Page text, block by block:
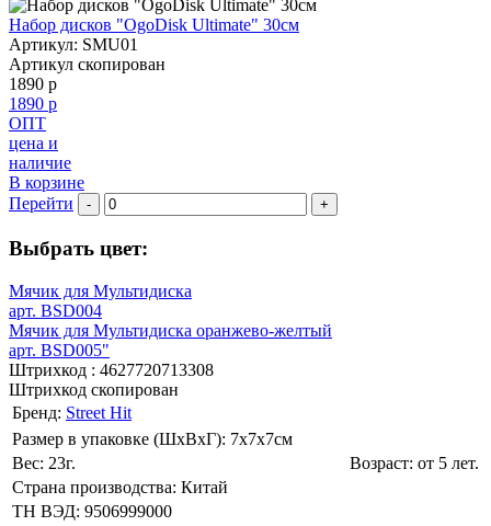
Набор дисков "OgoDisk Ultimate" 30см
Артикул: SMU01
Артикул скопирован
1890 р
1890 р
ОПТ
цена и
наличие
В корзине
Перейти
- +
Выбрать цвет:
Мячик для Мультидиска
арт. BSD004
Мячик для Мультидиска оранжево-желтый
арт. BSD005"
Штрихкод : 4627720713308
Штрихкод скопирован
Бренд: Street Hit
Размер в упаковке (ШхВxГ): 7х7х7cм
Вес: 23г.
Возраст: от 5 лет.
Страна производства: Китай
ТН ВЭД: 9506999000